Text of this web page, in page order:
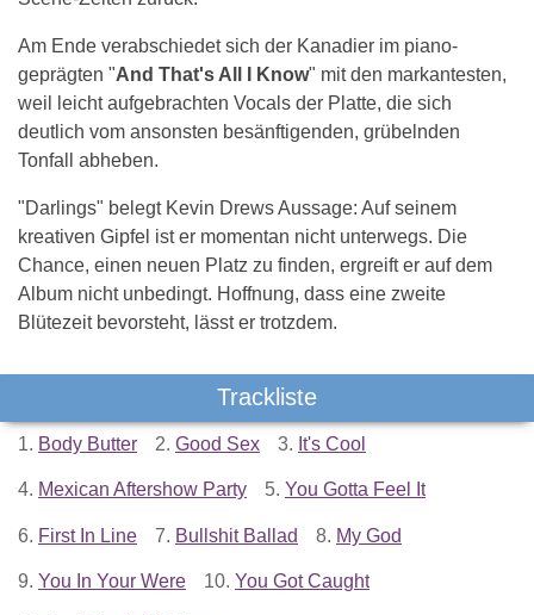
Am Ende verabschiedet sich der Kanadier im piano-
geprägten "And That's All I Know" mit den markantesten,
weil leicht aufgebrachten Vocals der Platte, die sich
deutlich vom ansonsten besänftigenden, grübelnden
Tonfall abheben.
"Darlings" belegt Kevin Drews Aussage: Auf seinem
kreativen Gipfel ist er momentan nicht unterwegs. Die
Chance, einen neuen Platz zu finden, ergreift er auf dem
Album nicht unbedingt. Hoffnung, dass eine zweite
Blütezeit bevorsteht, lässt er trotzdem.
Trackliste
1. Body Butter 2. Good Sex 3. It's Cool
4. Mexican Aftershow Party 5. You Gotta Feel It
6. First In Line 7. Bullshit Ballad 8. My God
9. You In Your Were 10. You Got Caught